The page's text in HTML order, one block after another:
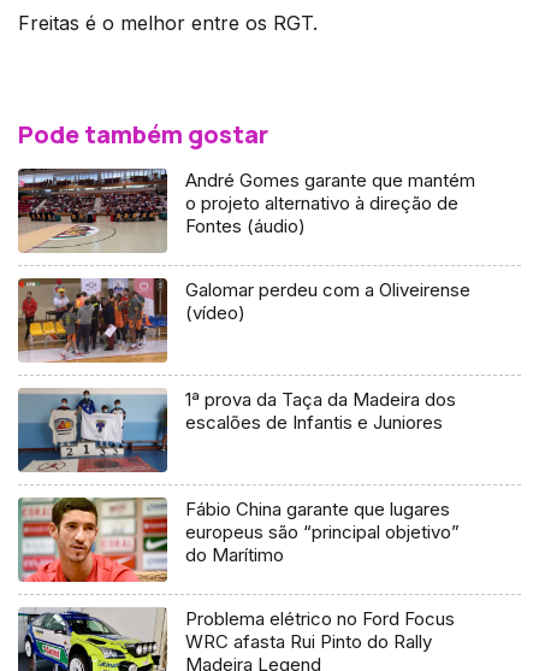
Freitas é o melhor entre os RGT.
Pode também gostar
André Gomes garante que mantém
o projeto alternativo à direção de
Fontes (áudio)
Galomar perdeu com a Oliveirense
(vídeo)
1ª prova da Taça da Madeira dos
escalões de Infantis e Juniores
Fábio China garante que lugares
europeus são “principal objetivo”
do Marítimo
Problema elétrico no Ford Focus
WRC afasta Rui Pinto do Rally
Madeira Legend